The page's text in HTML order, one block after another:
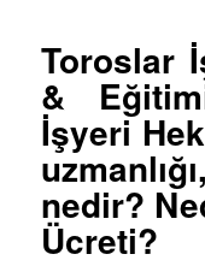
Toroslar
&
İşyeri
nedir?
Ücreti?